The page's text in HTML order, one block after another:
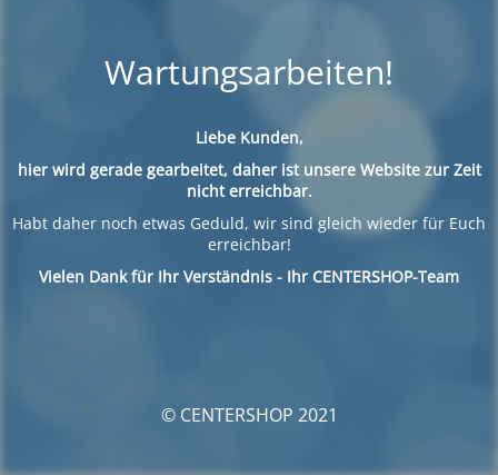
Wartungsarbeiten!
Liebe Kunden,
hier wird gerade gearbeitet, daher ist unsere Website zur Zeit
nicht erreichbar.
Habt daher noch etwas Geduld, wir sind gleich wieder für Euch
erreichbar!
Vielen Dank für Ihr Verständnis - Ihr CENTERSHOP-Team
© CENTERSHOP 2021